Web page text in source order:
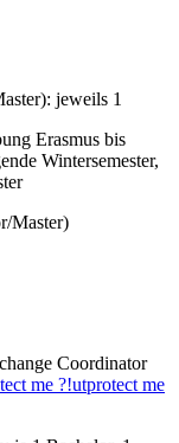
jeweils 1
Erasmus bis
Wintersemester,
Master)
Coordinator
me ?!utprotect me